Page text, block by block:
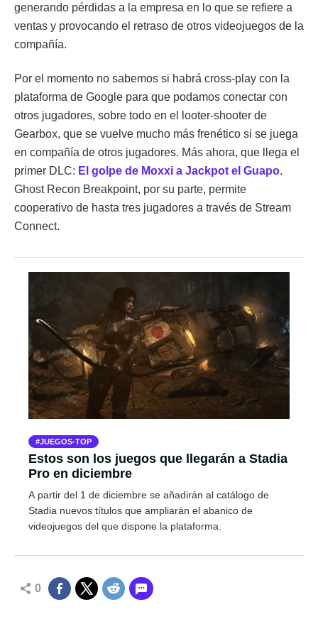
generando pérdidas a la empresa en lo que se refiere a
ventas y provocando el retraso de otros videojuegos de la
compañía.
Por el momento no sabemos si habrá cross-play con la
plataforma de Google para que podamos conectar con
otros jugadores, sobre todo en el looter-shooter de
Gearbox, que se vuelve mucho más frenético si se juega
en compañía de otros jugadores. Más ahora, que llega el
primer DLC: El golpe de Moxxi a Jackpot el Guapo.
Ghost Recon Breakpoint, por su parte, permite
cooperativo de hasta tres jugadores a través de Stream
Connect.
JUEGOS-TOP
Estos son los juegos que llegarán a Stadia
Pro en diciembre
A partir del 1 de diciembre se añadirán al catálogo de
Stadia nuevos títulos que ampliarán el abanico de
videojuegos del que dispone la plataforma.
0